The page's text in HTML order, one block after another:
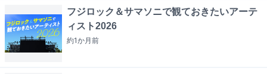
フジロック＆サマソニで観ておきたいアーテ
ィスト2026
約1か月前